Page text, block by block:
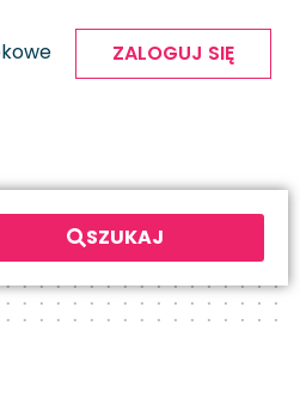
ZALOGUJ SIĘ
SZUKAJ